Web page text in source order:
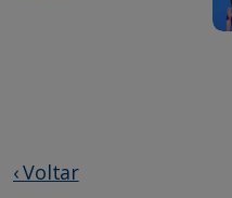
‹ Voltar